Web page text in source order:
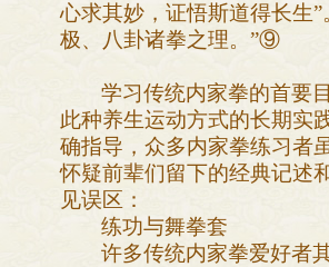
心求其妙，证悟斯道得长生
极、八卦诸拳之理。”⑨
学习传统内家拳的首要
此种养生运动方式的长期实
确指导，众多内家拳练习者
怀疑前辈们留下的经典记述
见误区：
练功与舞拳套
许多传统内家拳爱好者